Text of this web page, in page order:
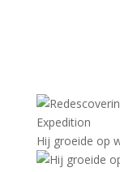
Hij groeide op